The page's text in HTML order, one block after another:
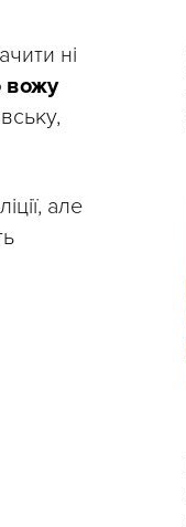
ні
вожу
але